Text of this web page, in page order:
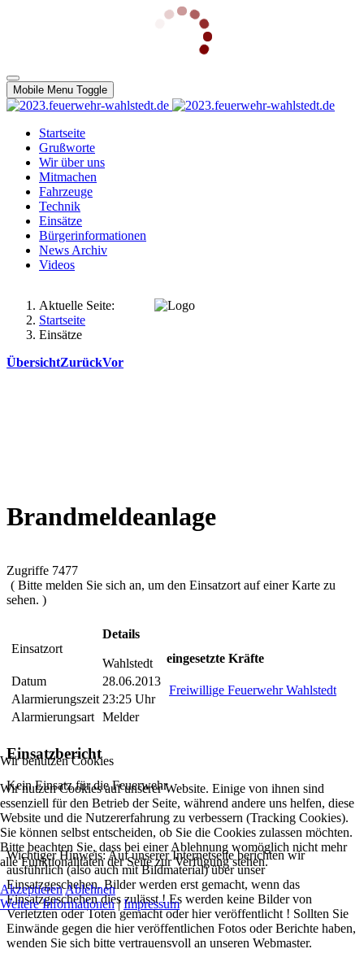
Mobile Menu Toggle
Startseite
Grußworte
Wir über uns
Mitmachen
Fahrzeuge
Technik
Einsätze
Bürgerinformationen
News Archiv
Videos
Aktuelle Seite:
Startseite
Einsätze
ÜbersichtZurückVor
Brandmeldeanlage
Zugriffe 7477
( Bitte melden Sie sich an, um den Einsatzort auf einer Karte zu
sehen. )
Einsatzort
Details
Wahlstedt
Datum
28.06.2013
Alarmierungszeit 23:25 Uhr
Alarmierungsart Melder
eingesetzte Kräfte
Freiwillige Feuerwehr Wahlstedt
Einsatzbericht
Kein Einsatz für die Feuerwehr
Wichtiger Hinweis: Auf unserer Internetseite berichten wir
ausführlich (also auch mit Bildmaterial) über unser
Einsatzgeschehen. Bilder werden erst gemacht, wenn das
Einsatzgeschehen dies zulässt ! Es werden keine Bilder von
Verletzten oder Toten gemacht oder hier veröffentlicht ! Sollten Sie
Einwände gegen die hier veröffentlichen Fotos oder Berichte haben,
wenden Sie sich bitte vertrauensvoll an unseren Webmaster.
Wir benutzen Cookies
Wir nutzen Cookies auf unserer Website. Einige von ihnen sind
essenziell für den Betrieb der Seite, während andere uns helfen, diese
Website und die Nutzererfahrung zu verbessern (Tracking Cookies).
Sie können selbst entscheiden, ob Sie die Cookies zulassen möchten.
Bitte beachten Sie, dass bei einer Ablehnung womöglich nicht mehr
alle Funktionalitäten der Seite zur Verfügung stehen.
AkzeptierenAblehnen
Weitere Informationen|Impressum